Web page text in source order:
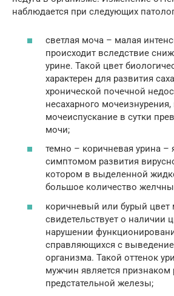
наблюдается при следующих
светлая моча – малая
происходит вследствие
урине. Такой цвет
характерен для развития
хронической почечной
несахарного мочеизнурения,
мочеиспускание в сутки
мочи;
темно – коричневая урина –
симптомом развития
котором в выделенной
большое количество
коричневый или бурый цвет
свидетельствует о наличии
нарушении
справляющихся с
организма. Такой оттенок
мужчин является
предстательной железы;